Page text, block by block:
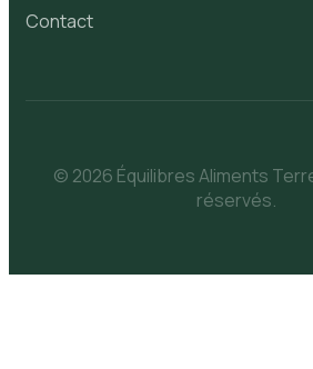
Contact
© 2026 Équilibres Aliments
réservés.